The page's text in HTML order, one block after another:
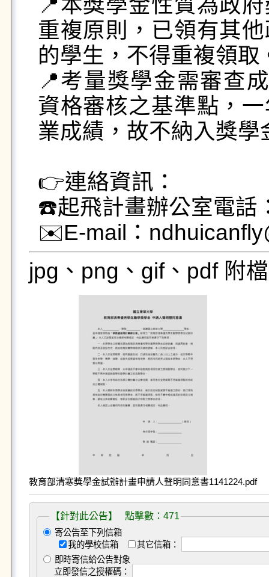
📍本獎學金性質為政
重複原則，已領有其
的學生，不得重複領取
📍考量獎學金需審查
資格審核之基準點，
業成績，故不納入獎學
👉連絡資訊：
☎️起飛計畫辦公室電話
✉️E-mail：
jpg、png、gif、pdf 附
教育部清寒獎學金試辦計畫申請人聲明同意書1141224.pdf
【針對此公告】 點擊數：471
寄公告至下列信箱
我的學校信箱
其它信箱：
即時寄信給公告對象
立即發信之授權碼：